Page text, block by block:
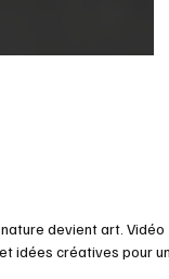
devient art. Vidéo